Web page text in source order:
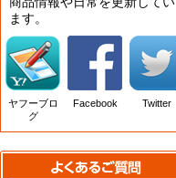
ます。
ヤフーブロ
グ
Facebook Twitter